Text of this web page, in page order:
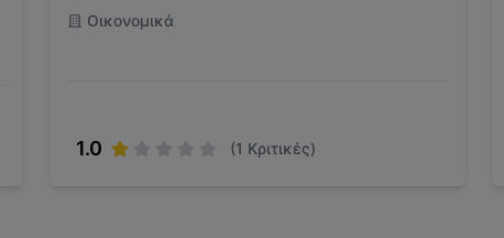
Οικονομικά
1.0 (1 Κριτικές)